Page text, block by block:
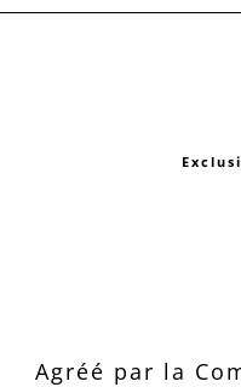
Agréé par la